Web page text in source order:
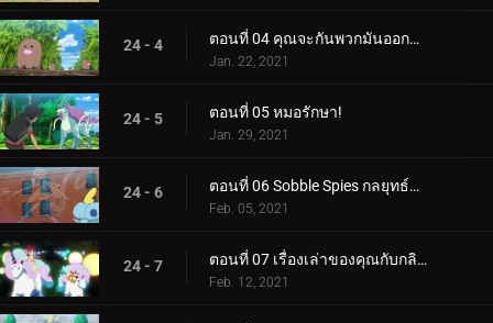
24 - 4 ตอนที่ 04 คุณจะกันพวกมันออกจากฟาร์มได้อย่างไร?
Jan. 22, 2021
24 - 5 ตอนที่ 05 หมอรักษา!
Jan. 29, 2021
24 - 6 ตอนที่ 06 Sobble Spies กลยุทธ์ลับๆ ล่อๆ!
Feb. 05, 2021
24 - 7 ตอนที่ 07 เรื่องเล่าของคุณกับกลิมวูด แทงเกิล!
Feb. 12, 2021